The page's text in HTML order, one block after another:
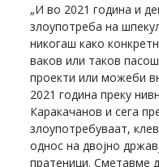
„И во 2021 година и
злоупотреба на
никогаш како
ваков или таков
проекти или можеби
2021 година преку
Каракачанов и сега
злоупотребуваат,
однос на двојно
пратеници. Сметавме